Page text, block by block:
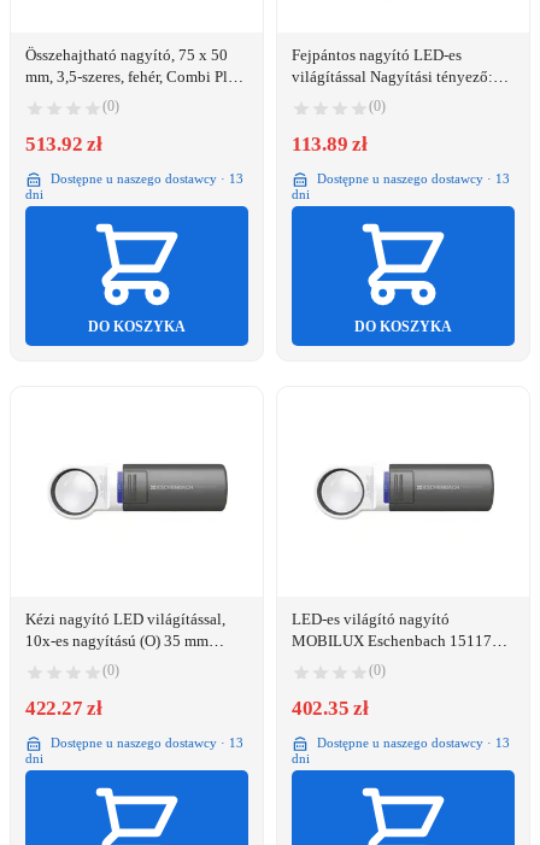
Összehajtható nagyító, 75 x 50
mm, 3,5-szeres, fehér, Combi Plus
Eschenbach 2034 3,5 x
(0)
513.92 zł
Dostępne u naszego dostawcy · 13
dni
DO KOSZYKA
Fejpántos nagyító LED-es
világítással Nagyítási tényező:
1.2 x, 1.8 x, 2.5 x, 3.5 x
Lencseméret: (H x Sz) 102 mm x
57 mm Fekete TOOLCRAFT TO-
(0)
113.89 zł
Dostępne u naszego dostawcy · 13
dni
DO KOSZYKA
Kézi nagyító LED világítással,
10x-es nagyítású (O) 35 mm
Eschenbach 151110
(0)
422.27 zł
Dostępne u naszego dostawcy · 13
dni
LED-es világító nagyító
MOBILUX Eschenbach 15117
7,0 x (28 dioptria) 35 mm
(0)
402.35 zł
Dostępne u naszego dostawcy · 13
dni